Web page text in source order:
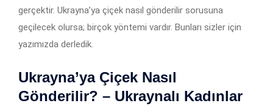
gerçektir. Ukrayna’ya çiçek nasıl gönderilir sorusuna
geçilecek olursa; birçok yöntemi vardır. Bunları sizler için
yazımızda derledik.
Ukrayna’ya Çiçek Nasıl
Gönderilir? – Ukraynalı Kadınlar